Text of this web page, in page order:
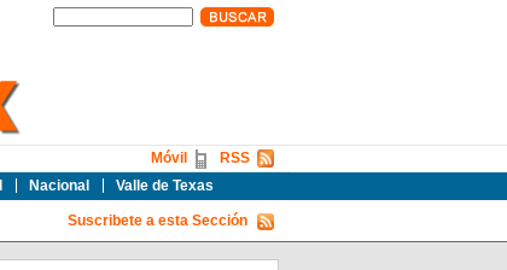
Nacional Valle de Texas
RSS
Móvil
Suscribete a esta Sección